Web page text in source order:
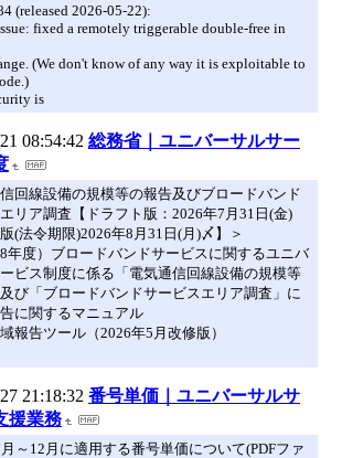
(released 2026-05-22):
fixed a remotely triggerable double-free in
(We don't know of any way it is exploitable to
is
08:54:42 総務省｜ユニバーサルサー
回線設備の規模等の報告及びブロードバンド
リア調査【ドラフト版：2026年7月31日(金)
(法令期限)2026年8月31日(月)〆】＞
8年度）ブロードバンドサービスに関するユニバ
ビス制度に係る「電気通信回線設備の規模等
び「ブロードバンドサービスエリア調査」に
に関するマニュアル
報告ツール（2026年5月改修版）
21:18:32 番号単価｜ユニバーサルサ
援業務
～12月に適用する番号単価について(PDFファ